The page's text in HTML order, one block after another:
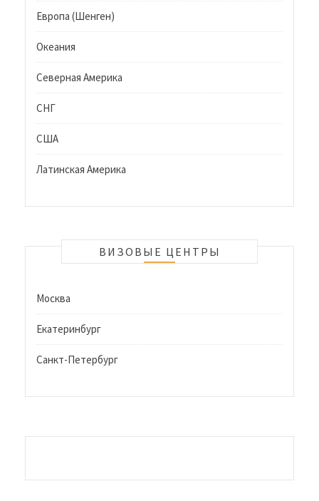
Европа (Шенген)
Океания
Северная Америка
СНГ
США
Латинская Америка
ВИЗОВЫЕ ЦЕНТРЫ
Москва
Екатеринбург
Санкт-Петербург